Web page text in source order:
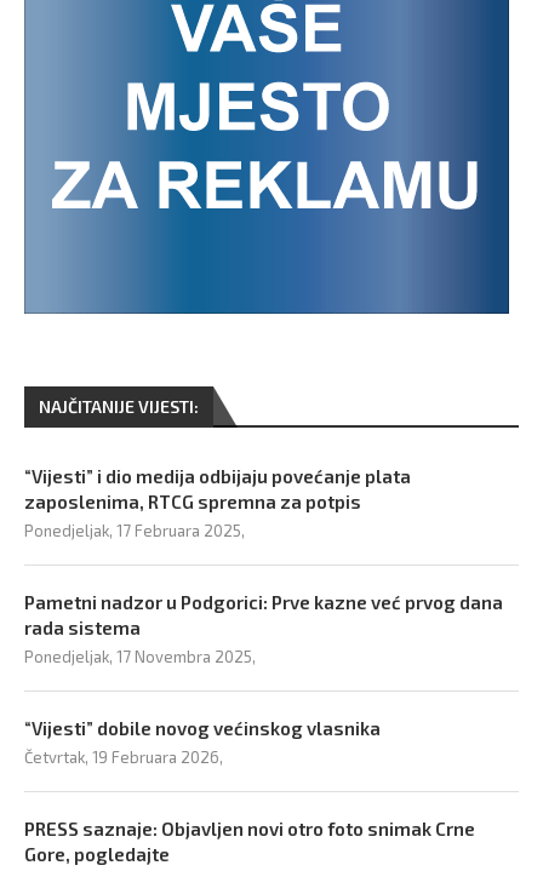
NAJČITANIJE VIJESTI:
“Vijesti” i dio medija odbijaju povećanje plata
zaposlenima, RTCG spremna za potpis
Ponedjeljak, 17 Februara 2025,
Pametni nadzor u Podgorici: Prve kazne već prvog dana
rada sistema
Ponedjeljak, 17 Novembra 2025,
“Vijesti” dobile novog većinskog vlasnika
Četvrtak, 19 Februara 2026,
PRESS saznaje: Objavljen novi otro foto snimak Crne
Gore, pogledajte